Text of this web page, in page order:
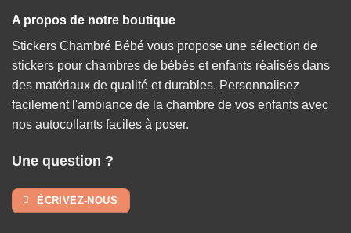
A propos de notre boutique
Stickers Chambré Bébé vous propose une sélection de
stickers pour chambres de bébés et enfants réalisés dans
des matériaux de qualité et durables. Personnalisez
facilement l'ambiance de la chambre de vos enfants avec
nos autocollants faciles à poser.
Une question ?
ÉCRIVEZ-NOUS